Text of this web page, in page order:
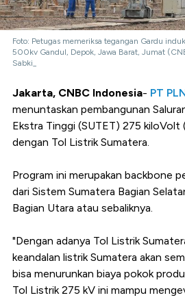
Foto: Petugas memeriksa tegangan Gardu
500kv Gandul, Depok, Jawa Barat, Jumat
Sabki_
Jakarta, CNBC Indonesia- PT
menuntaskan pembangunan
Ekstra Tinggi (SUTET) 275 kiloVolt
dengan Tol Listrik Sumatera.
Program ini merupakan backbone
dari Sistem Sumatera Bagian
Bagian Utara atau sebaliknya.
"Dengan adanya Tol Listrik
keandalan listrik Sumatera akan
bisa menurunkan biaya pokok
Tol Listrik 275 kV ini mampu